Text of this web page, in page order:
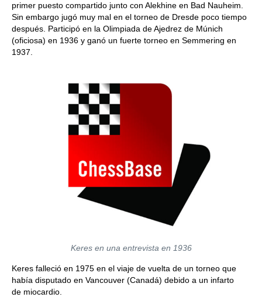
primer puesto compartido junto con Alekhine en Bad Nauheim.
Sin embargo jugó muy mal en el torneo de Dresde poco tiempo
después. Participó en la Olimpiada de Ajedrez de Múnich
(oficiosa) en 1936 y ganó un fuerte torneo en Semmering en
1937.
Keres en una entrevista en 1936
Keres falleció en 1975 en el viaje de vuelta de un torneo que
había disputado en Vancouver (Canadá) debido a un infarto
de miocardio.